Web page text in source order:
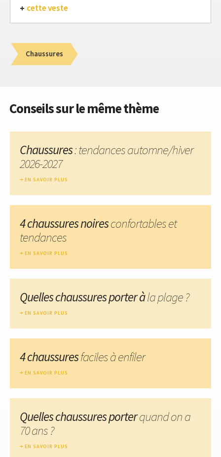
cette veste
Chaussures
Conseils sur le même thème
Chaussures: tendances automne/hiver
2026-2027
EN SAVOIR PLUS
4 chaussures noiresconfortables et
tendances
EN SAVOIR PLUS
Quelles chaussures porter àla plage ?
EN SAVOIR PLUS
4 chaussuresfaciles à enfiler
EN SAVOIR PLUS
Quelles chaussures porterquand on a
70 ans ?
EN SAVOIR PLUS